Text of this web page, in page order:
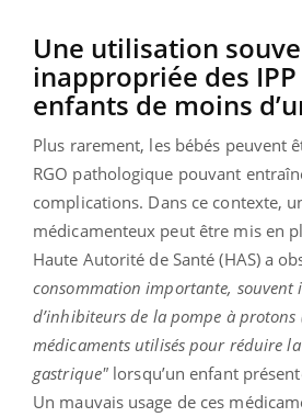
Une utilisation
inappropriée des IPP
enfants de moins
Plus rarement, les bébés peuvent
RGO pathologique pouvant
complications. Dans ce contexte,
médicamenteux peut être mis en
Haute Autorité de Santé (HAS) a
consommation importante, souvent
d’inhibiteurs de la pompe à protons
médicaments utilisés pour réduire la
gastrique" lorsqu’un enfant
Un mauvais usage de ces